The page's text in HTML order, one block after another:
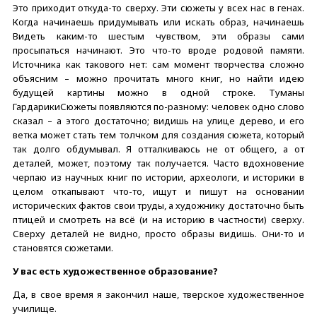
Это приходит откуда-то сверху. Эти сюжеты у всех нас в генах.
Когда начинаешь придумывать или искать образ, начинаешь
Видеть каким-то шестым чувством, эти образы сами
просыпаться начинают. Это что-то вроде родовой памяти.
Источника как такового нет: сам момент творчества сложно
объясним – можно прочитать много книг, но найти идею
будущей картины можно в одной строке. Туманы
ГардарикиСюжеты появляются по-разному: человек одно слово
сказал – а этого достаточно; видишь на улице дерево, и его
ветка может стать тем толчком для создания сюжета, который
так долго обдумывал. Я отталкиваюсь не от общего, а от
деталей, может, поэтому так получается. Часто вдохновение
черпаю из научных книг по истории, археологи, и историки в
целом откапывают что-то, ищут и пишут на основании
исторических фактов свои труды, а художнику достаточно быть
птицей и смотреть на всё (и на историю в частности) сверху.
Сверху деталей не видно, просто образы видишь. Они-то и
становятся сюжетами.
У вас есть художественное образование?
Да, в свое время я закончил наше, тверское художественное
училище.